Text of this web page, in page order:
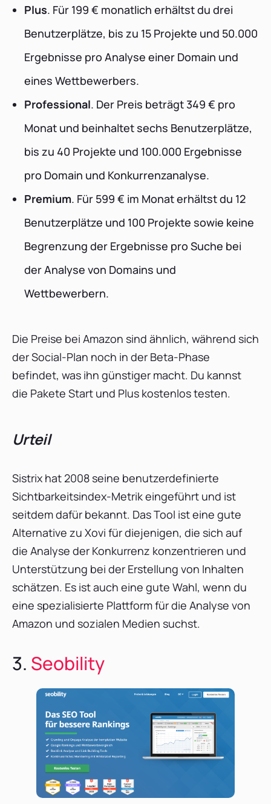
Plus. Für 199 € monatlich erhältst du drei
Benutzerplätze, bis zu 15 Projekte und 50.000
Ergebnisse pro Analyse einer Domain und
eines Wettbewerbers.
Professional. Der Preis beträgt 349 € pro
Monat und beinhaltet sechs Benutzerplätze,
bis zu 40 Projekte und 100.000 Ergebnisse
pro Domain und Konkurrenzanalyse.
Premium. Für 599 € im Monat erhältst du 12
Benutzerplätze und 100 Projekte sowie keine
Begrenzung der Ergebnisse pro Suche bei
der Analyse von Domains und
Wettbewerbern.
Die Preise bei Amazon sind ähnlich, während sich
der Social-Plan noch in der Beta-Phase
befindet, was ihn günstiger macht. Du kannst
die Pakete Start und Plus kostenlos testen.
Urteil
Sistrix hat 2008 seine benutzerdefinierte
Sichtbarkeitsindex-Metrik eingeführt und ist
seitdem dafür bekannt. Das Tool ist eine gute
Alternative zu Xovi für diejenigen, die sich auf
die Analyse der Konkurrenz konzentrieren und
Unterstützung bei der Erstellung von Inhalten
schätzen. Es ist auch eine gute Wahl, wenn du
eine spezialisierte Plattform für die Analyse von
Amazon und sozialen Medien suchst.
3. Seobility